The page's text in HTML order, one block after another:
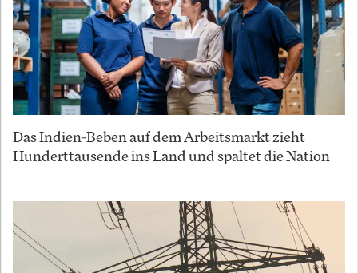
Das Indien-Beben auf dem Arbeitsmarkt zieht
Hunderttausende ins Land und spaltet die Nation